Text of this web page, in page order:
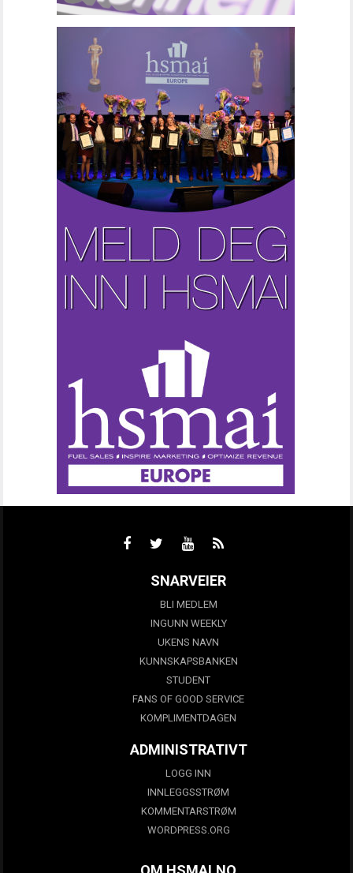
SNARVEIER
BLI MEDLEM
INGUNN WEEKLY
UKENS NAVN
KUNNSKAPSBANKEN
STUDENT
FANS OF GOOD SERVICE
KOMPLIMENTDAGEN
ADMINISTRATIVT
LOGG INN
INNLEGGSSTRØM
KOMMENTARSTRØM
WORDPRESS.ORG